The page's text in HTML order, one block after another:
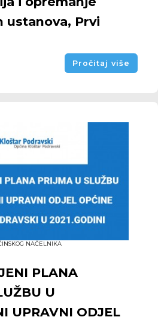
ustanova, Prvi
Pročitaj više
NAČELNIKA
PLANA
U
UPRAVNI ODJEL